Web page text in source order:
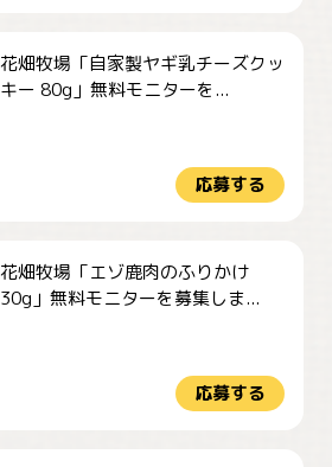
花畑牧場「自家製ヤギ乳チーズクッ
キー 80g」無料モニターを...
応募する
花畑牧場「エゾ鹿肉のふりかけ
30g」無料モニターを募集しま...
応募する